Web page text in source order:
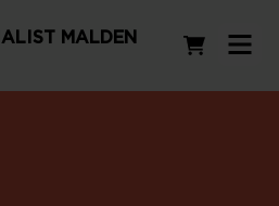
MALDEN